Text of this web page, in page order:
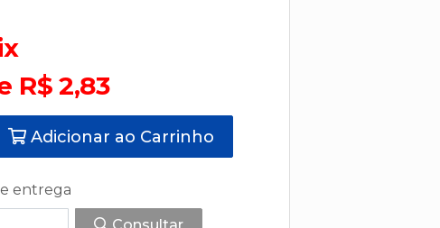
R$ 2,83
Adicionar ao Carrinho
entrega